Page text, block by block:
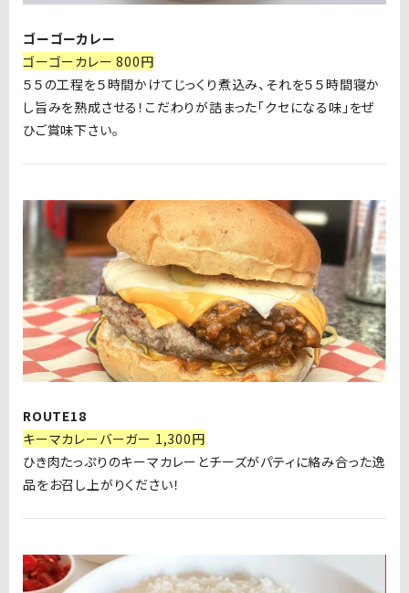
ゴーゴーカレー
ゴーゴーカレー 800円
５５の工程を５時間かけてじっくり煮込み、それを５５時間寝か
し旨みを熟成させる！こだわりが詰まった「クセになる味」をぜ
ひご賞味下さい。
ROUTE18
キーマカレーバーガー 1,300円
ひき肉たっぷりのキーマカレーとチーズがパティに絡み合った逸
品をお召し上がりください！